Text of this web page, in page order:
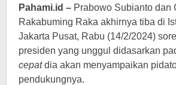
Pahami.id – Prabowo Subianto dan
Rakabuming Raka akhirnya tiba di
Jakarta Pusat, Rabu (14/2/2024)
presiden yang unggul didasarkan
cepatdia akan menyampaikan
pendukungnya.